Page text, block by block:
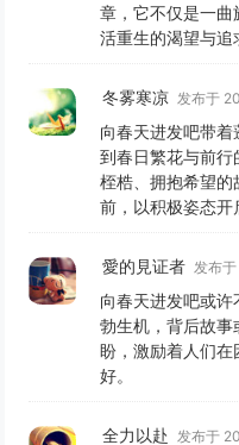
章，它不仅是一
活重生的渴望与追
冬雾寒凉 发布于
向春天进发吧带
到春日繁花与前
桎梏、拥抱希望的
前，以积极姿态开
愛的見证者 发布
向春天进发吧或
勃生机，背后故
盼，激励着人们
好。
全力以赴 发布于